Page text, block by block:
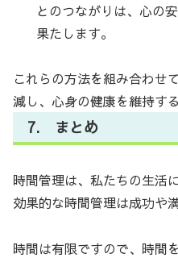
とのつながりは、心の
果たします。
これらの方法を組み合わせ
減し、心身の健康を維持す
7. まとめ
時間管理は、私たちの生活
効果的な時間管理は成功や
時間は有限ですので、時間